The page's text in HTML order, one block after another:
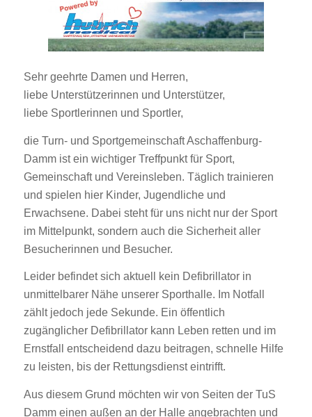
Sehr geehrte Damen und Herren,
liebe Unterstützerinnen und Unterstützer,
liebe Sportlerinnen und Sportler,
die Turn- und Sportgemeinschaft Aschaffenburg-
Damm ist ein wichtiger Treffpunkt für Sport,
Gemeinschaft und Vereinsleben. Täglich trainieren
und spielen hier Kinder, Jugendliche und
Erwachsene. Dabei steht für uns nicht nur der Sport
im Mittelpunkt, sondern auch die Sicherheit aller
Besucherinnen und Besucher.
Leider befindet sich aktuell kein Defibrillator in
unmittelbarer Nähe unserer Sporthalle. Im Notfall
zählt jedoch jede Sekunde. Ein öffentlich
zugänglicher Defibrillator kann Leben retten und im
Ernstfall entscheidend dazu beitragen, schnelle Hilfe
zu leisten, bis der Rettungsdienst eintrifft.
Aus diesem Grund möchten wir von Seiten der TuS
Damm einen außen an der Halle angebrachten und